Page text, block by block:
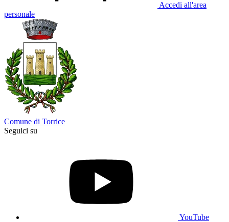
Accedi all'area
personale
Comune di Torrice
Seguici su
YouTube